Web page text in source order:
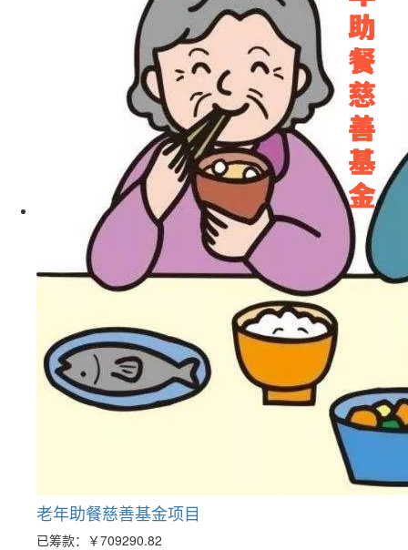
老年助餐慈善基金项目
已筹款： ￥709290.82